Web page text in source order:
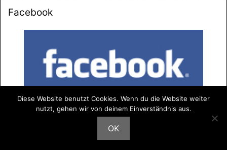
Facebook
Diese Website benutzt Cookies. Wenn du die Website weiter
nutzt, gehen wir von deinem Einverständnis aus.
OK